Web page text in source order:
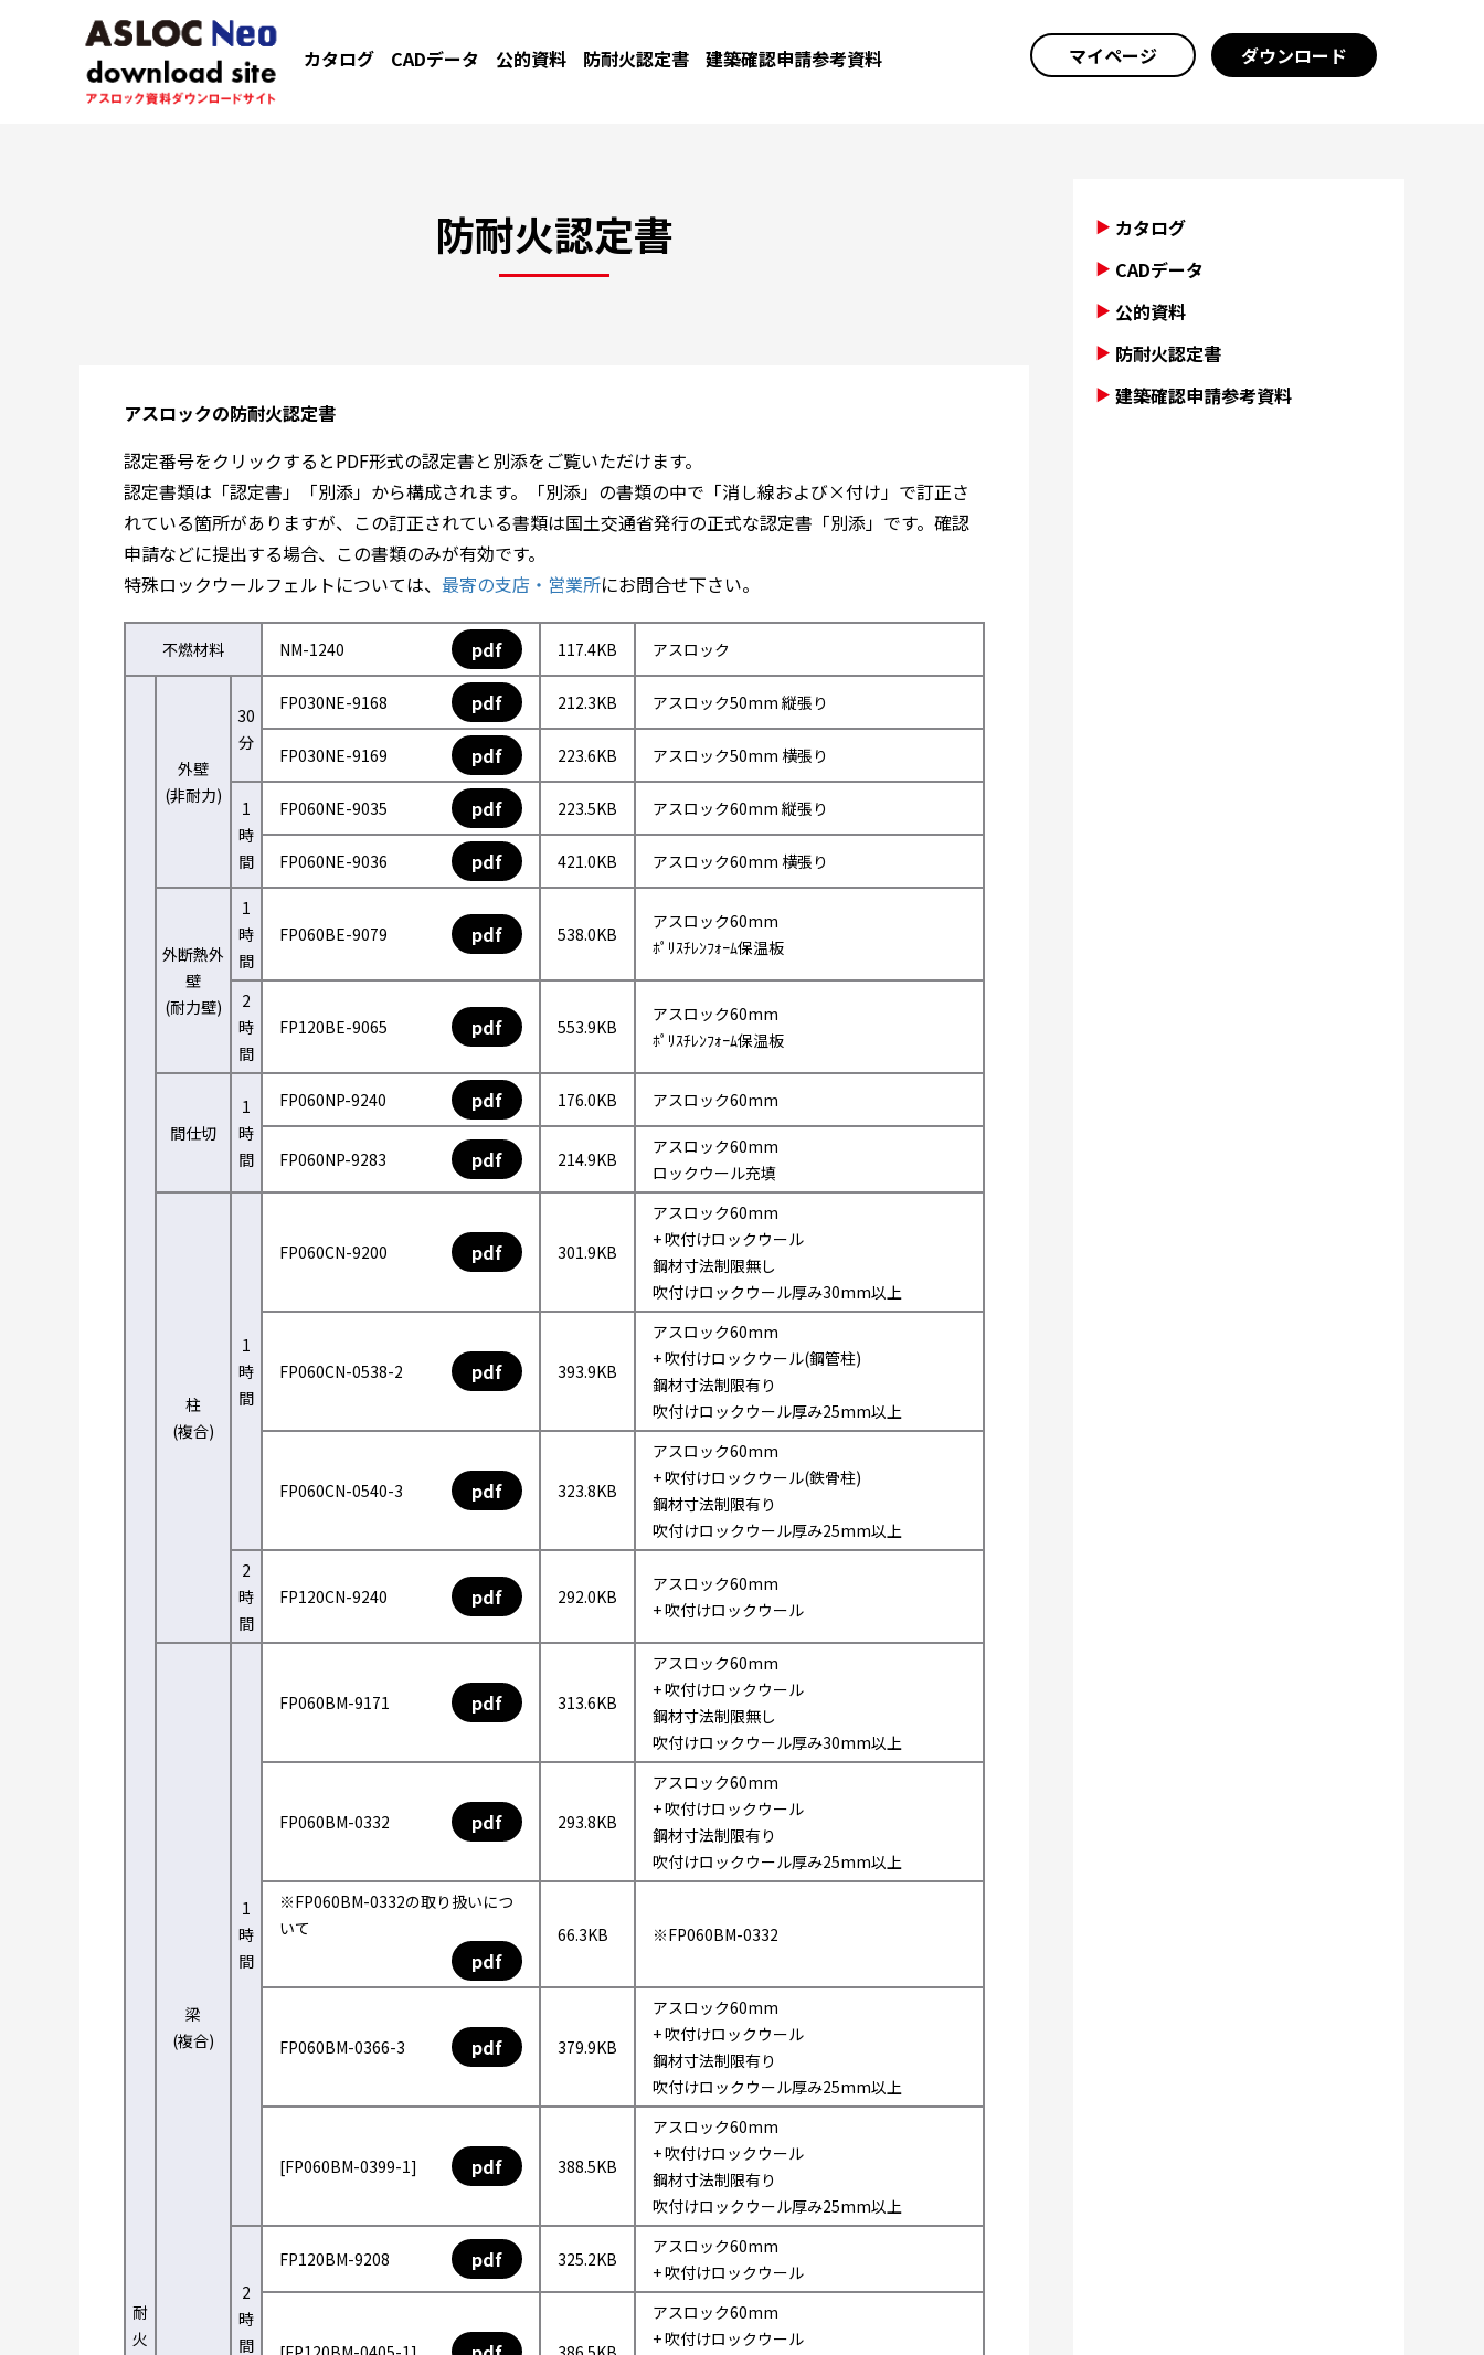
カタログ CADデータ 公的資料 防耐火認定書 建築確認申請参考資料 マイページ ダウンロード
防耐火認定書
アスロックの防耐火認定書
認定番号をクリックするとPDF形式の認定書と別添をご覧いただけます。
認定書類は「認定書」「別添」から構成されます。「別添」の書類の中で「消し線および×付け」で訂正さ
れている箇所がありますが、この訂正されている書類は国土交通省発行の正式な認定書「別添」です。確認
申請などに提出する場合、この書類のみが有効です。
特殊ロックウールフェルトについては、 最寄の支店・営業所にお問合せ下さい。
不燃材料 NM-1240 pdf 117.4KB アスロック
耐
火
外壁
(非耐力)
30
分
FP030NE-9168 pdf 212.3KB アスロック50mm 縦張り
FP030NE-9169 pdf 223.6KB アスロック50mm 横張り
1
時
間
FP060NE-9035 pdf 223.5KB アスロック60mm 縦張り
FP060NE-9036 pdf 421.0KB アスロック60mm 横張り
外断熱外
壁
(耐力壁)
1
時
間
FP060BE-9079 pdf 538.0KB
アスロック60mm
ﾎﾟﾘｽﾁﾚﾝﾌｫｰﾑ保温板
2
時
間
FP120BE-9065 pdf 553.9KB
アスロック60mm
ﾎﾟﾘｽﾁﾚﾝﾌｫｰﾑ保温板
間仕切
1
時
間
FP060NP-9240 pdf 176.0KB アスロック60mm
FP060NP-9283 pdf 214.9KB
アスロック60mm
ロックウール充填
柱
(複合)
1
時
間
FP060CN-9200 pdf 301.9KB
アスロック60mm
+ 吹付けロックウール
鋼材寸法制限無し
吹付けロックウール厚み30mm以上
FP060CN-0538-2 pdf 393.9KB
アスロック60mm
+ 吹付けロックウール(鋼管柱)
鋼材寸法制限有り
吹付けロックウール厚み25mm以上
FP060CN-0540-3 pdf 323.8KB
アスロック60mm
+ 吹付けロックウール(鉄骨柱)
鋼材寸法制限有り
吹付けロックウール厚み25mm以上
2
時
間
FP120CN-9240 pdf 292.0KB
アスロック60mm
+ 吹付けロックウール
梁
(複合)
1
時
間
FP060BM-9171 pdf 313.6KB
アスロック60mm
+ 吹付けロックウール
鋼材寸法制限無し
吹付けロックウール厚み30mm以上
FP060BM-0332 pdf 293.8KB
アスロック60mm
+ 吹付けロックウール
鋼材寸法制限有り
吹付けロックウール厚み25mm以上
※FP060BM-0332の取り扱いにつ
いて
pdf
66.3KB ※FP060BM-0332
FP060BM-0366-3 pdf 379.9KB
アスロック60mm
+ 吹付けロックウール
鋼材寸法制限有り
吹付けロックウール厚み25mm以上
[FP060BM-0399-1] pdf 388.5KB
アスロック60mm
+ 吹付けロックウール
鋼材寸法制限有り
吹付けロックウール厚み25mm以上
2
時
間
FP120BM-9208 pdf 325.2KB
アスロック60mm
+ 吹付けロックウール
アスロック60mm
+ 吹付けロックウール
カタログ
CADデータ
公的資料
防耐火認定書
建築確認申請参考資料